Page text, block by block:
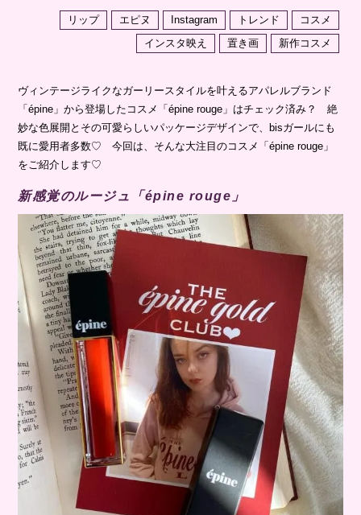
リップ エピヌ Instagram トレンド
コスメ
インスタ映え
置き画 新作コスメ
ヴィンテージライクなガーリースタイルを叶えるアパレルブランド
「épine」から登場したコスメ「épine rouge」はチェック済み？ 絶
妙な色展開とその可愛らしいパッケージデザインで、bisガールにも
既に愛用者多数♡ 今回は、そんな大注目のコスメ「épine rouge」
をご紹介します♡
新感覚のルージュ「épine rouge」